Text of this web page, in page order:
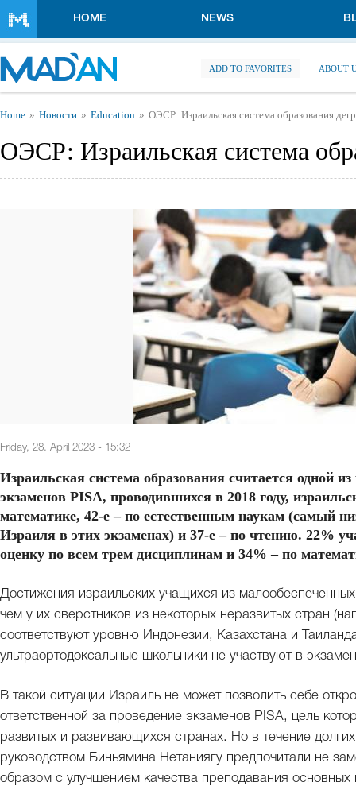
HOME NEWS
ADD TO FAVORITES ABOUT
You are here
Home Новости Education ОЭСР: Израильская система образования
ОЭСР: Израильская система
Friday, 28. April 2023 - 15:32
Израильская система образования считается одной
экзаменов PISA, проводившихся в 2018 году,
математике, 42-е – по естественным наукам (самый
Израиля в этих экзаменах) и 37-е – по чтению. 22%
оценку по всем трем дисциплинам и 34% – по
Достижения израильских учащихся из
чем у их сверстников из некоторых неразвитых стран
соответствуют уровню Индонезии, Казахстана и
ультраортодоксальные школьники не участвуют в
В такой ситуации Израиль не может позволить себе
ответственной за проведение экзаменов PISA, цель
развитых и развивающихся странах. Но в течение
руководством Биньямина Нетаниягу предпочитали не
образом с улучшением качества преподавания